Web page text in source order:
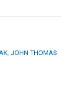
, JOHN THOMAS